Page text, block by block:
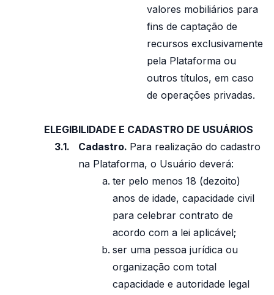
valores mobiliários para
fins de captação de
recursos exclusivamente
pela Plataforma ou
outros títulos, em caso
de operações privadas.
ELEGIBILIDADE E CADASTRO DE USUÁRIOS
Cadastro. Para realização do cadastro
na Plataforma, o Usuário deverá:
ter pelo menos 18 (dezoito)
anos de idade, capacidade civil
para celebrar contrato de
acordo com a lei aplicável;
ser uma pessoa jurídica ou
organização com total
capacidade e autoridade legal